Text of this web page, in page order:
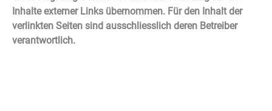
Inhalte externer Links übernommen. Für den Inhalt der
verlinkten Seiten sind ausschliesslich deren Betreiber
verantwortlich.